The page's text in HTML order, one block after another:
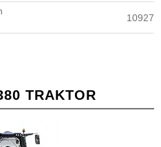
10927
TRAKTOR